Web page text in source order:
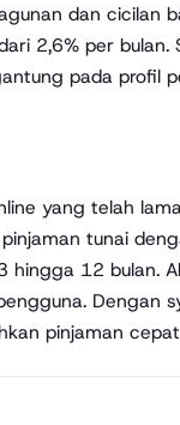
dan cicilan
2,6% per
pada profil
yang telah
tunai
hingga 12 bulan.
Dengan
pinjaman